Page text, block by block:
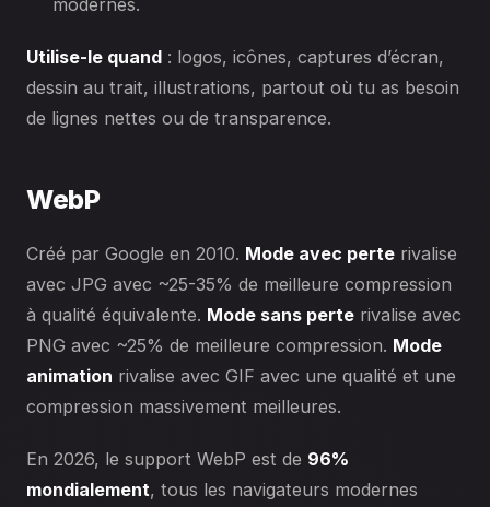
Utilise-le quand : logos, icônes, captures d’écran,
dessin au trait, illustrations, partout où tu as besoin
de lignes nettes ou de transparence.
WebP
Créé par Google en 2010. Mode avec perte rivalise
avec JPG avec ~25-35% de meilleure compression
à qualité équivalente. Mode sans perte rivalise avec
PNG avec ~25% de meilleure compression. Mode
animation rivalise avec GIF avec une qualité et une
compression massivement meilleures.
En 2026, le support WebP est de 96%
mondialement, tous les navigateurs modernes